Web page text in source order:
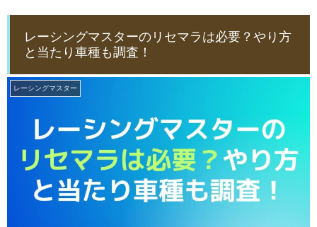
レーシングマスターのリセマラは必要？やり方
と当たり車種も調査！
レーシングマスター